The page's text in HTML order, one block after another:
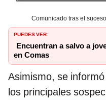
Comunicado tras el
PUEDES VER:
Encuentran a salvo a
en Comas
Asimismo, se
los principales